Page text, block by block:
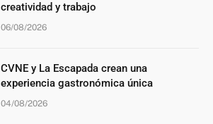
creatividad y trabajo
06/08/2026
CVNE y La Escapada crean una
experiencia gastronómica única
04/08/2026